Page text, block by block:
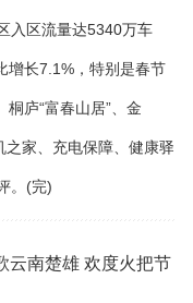
区流量达5340万车
增长7.1%，特别是春节
庐“富春山居”、金
之家、充电保障、健康驿
。(完)
云南楚雄 欢度火把节